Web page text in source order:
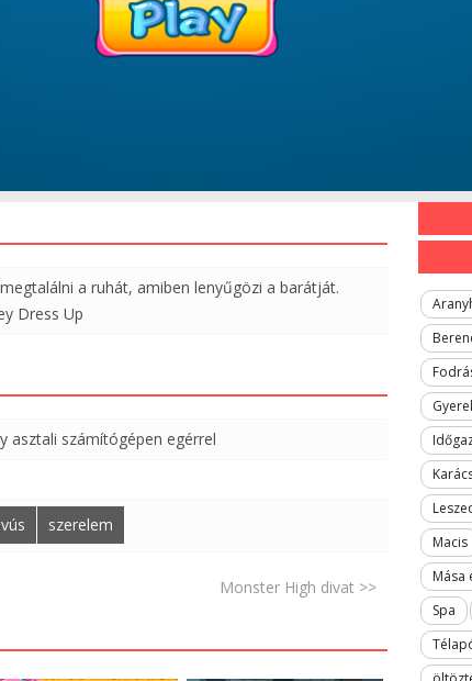
a ruhát, amiben lenyűgözi a barátját.
Dress Up
asztali számítógépen egérrel
szerelem
Monster High divat >>
Macis
Mása
Spa